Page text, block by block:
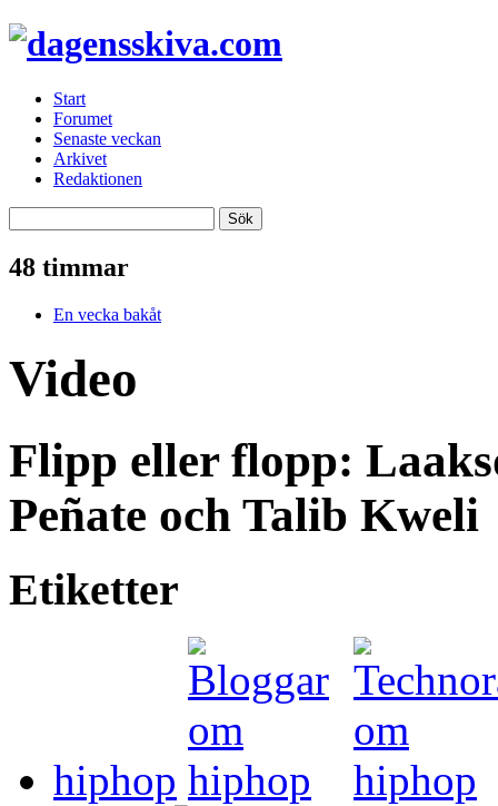
Start
Forumet
Senaste veckan
Arkivet
Redaktionen
48 timmar
En vecka bakåt
Video
Flipp eller flopp:
Peñate och Talib Kweli
Etiketter
hiphop